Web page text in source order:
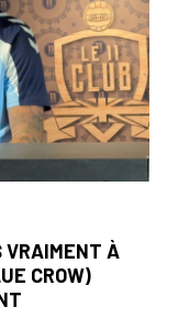
VRAIMENT À
CROW)